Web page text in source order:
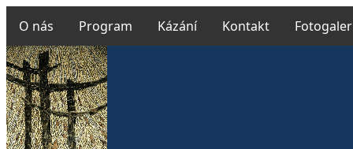
O nás Program Kázání Kontakt